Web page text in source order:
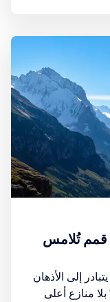
قمم تُلامس
إلى الأذهان
منازع أعلى